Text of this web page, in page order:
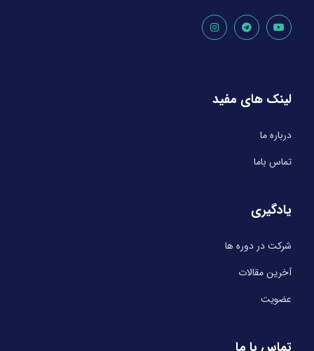
لینک های مفید
درباره ما
تماس باما
یادگیری
شرکت در دوره ها
آخرین مقالات
عضویت